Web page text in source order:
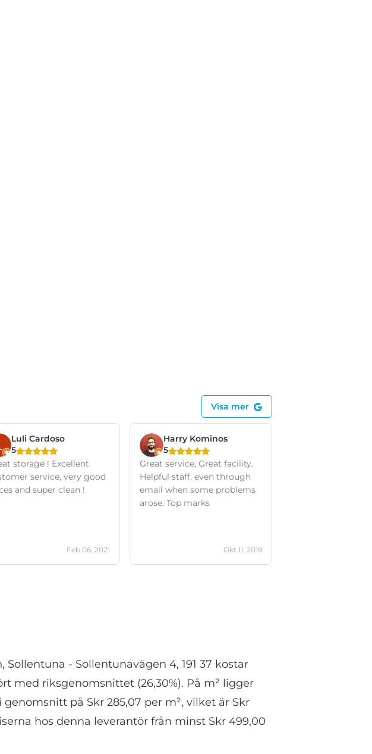
Visa mer
Luli Cardoso
5
storage ! Excellent
service, very good
and super clean !
Feb 06, 2021
Harry Kominos
5
Great service, Great facility.
Helpful staff, even through
email when some problems
arose. Top marks
Okt 11, 2019
- Sollentunavägen 4, 191 37 kostar
med riksgenomsnittet (26,30%). På m² ligger
på Skr 285,07 per m², vilket är Skr
hos denna leverantör från minst Skr 499,00